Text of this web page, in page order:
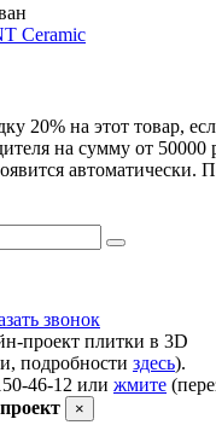
Ceramic
20% на этот товар,
на сумму от 50000
автоматически.
звонок
проект плитки в 3D
подробности здесь).
46-12 или жмите
×